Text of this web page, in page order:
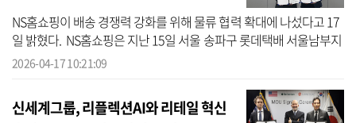
NS홈쇼핑이 배송 경쟁력 강화를 위해 물류 협력 확대에 나섰다고 17
일 밝혔다. NS홈쇼핑은 지난 15일 서울 송파구 롯데택배 서울남부지
점에서 롯데글로벌로지스와 택배 서비스 고도화를 위한 업무협약
2026-04-17 10:21:09
신세계그룹, 리플렉션AI와 리테일 혁신